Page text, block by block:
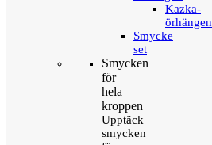
Kazka-
örhängen
Smycke
set
Smycken
för
hela
kroppen
Upptäck
smycken